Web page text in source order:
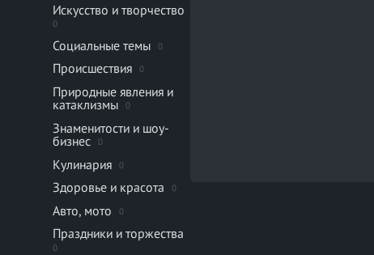
Искусство и творчество
0
Социальные темы 0
Происшествия 0
Природные явления и
катаклизмы
0
Знаменитости и шоу-
бизнес
0
Кулинария 0
Здоровье и красота 0
Авто, мото 0
Праздники и торжества
0